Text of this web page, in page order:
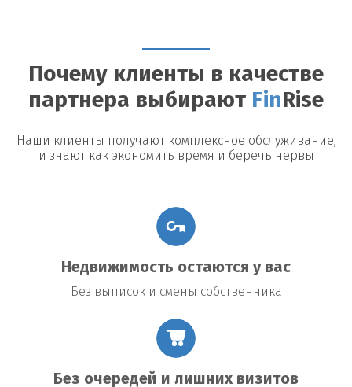
Возможные риски
Утрата недвижимости: В случае невыполнения условий
договора заемщик рискует потерять заложенное имущество.
Повышение процентной ставки:В некоторых договорах
предусмотрено повышение процентной ставки в случае
изменения общих экономических условий.
Почему клиенты в качестве
партнера выбирают Fin Rise
Наши клиенты получают комплексное обслуживание,
и знают как экономить время и беречь нервы
Недвижимость остаются у вас
Без выписок и смены собственника
Без очередей и лишних визитов